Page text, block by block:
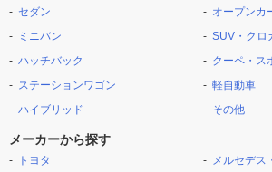
セダン
ミニバン
ハッチバック
ステーションワゴン
ハイブリッド
オープンカ
SUV・クロ
クーペ・ス
軽自動車
その他
メーカーから探す
トヨタ
メルセデス